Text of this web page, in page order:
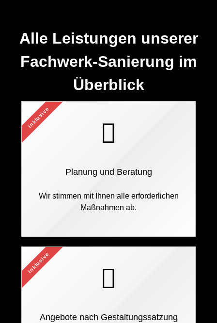
Alle Leistungen unserer
Fachwerk-Sanierung im
Überblick
inklusive
Planung und Beratung
Wir stimmen mit Ihnen alle erforderlichen
Maßnahmen ab.
inklusive
Angebote nach Gestaltungssatzung